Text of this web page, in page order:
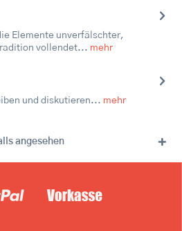
Elemente unverfälschter,
vollendet... mehr
und diskutieren... mehr
angesehen